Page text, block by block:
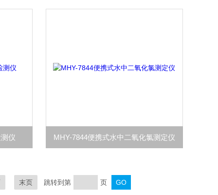
仪 MHY-7844便携式水中二氧化氯测定仪
末页 跳转到第 页